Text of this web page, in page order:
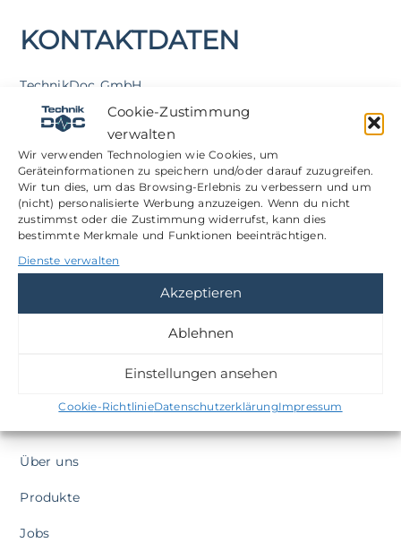
Cookie-Zustimmung
verwalten
Wir verwenden Technologien wie Cookies, um
Geräteinformationen zu speichern und/oder darauf zuzugreifen.
Wir tun dies, um das Browsing-Erlebnis zu verbessern und um
(nicht) personalisierte Werbung anzuzeigen. Wenn du nicht
zustimmst oder die Zustimmung widerrufst, kann dies
bestimmte Merkmale und Funktionen beeinträchtigen.
Dienste verwalten
Akzeptieren
Ablehnen
Einstellungen ansehen
Cookie-RichtlinieDatenschutzerklärungImpressum
QUICK LINKS
Über uns
Produkte
Jobs
KONTAKTDATEN
TechnikDoc GmbH
August-Bebel-Straße 28
14482 Potsdam
Mo. - Fr.: 08:00 - 18:00 Uhr
Termine nach Vereinbarung
info@technikdoc.de